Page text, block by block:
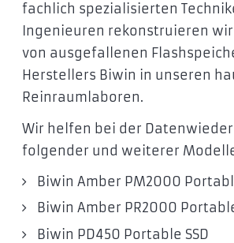
fachlich spezialisierten
Ingenieuren rekonstruieren
von ausgefallenen
Herstellers Biwin in unseren
Reinraumlaboren.
Wir helfen bei der
folgender und weiterer
Biwin Amber PM2000
Biwin Amber PR2000
Biwin PD450 Portable SSD